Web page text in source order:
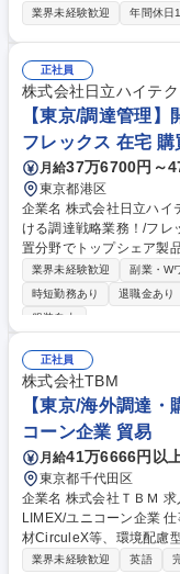
じて、安定した生産体制の構
期のバランスを取りなが
生産の安定供給を支えて
構築にも貢献いただけます。 募集職種 【東京】調達購買（家
ステム） ◆プライム上場
業界未経験歓迎 年間休日
正社員
株式会社日立ハイテク
【東京/調達管理
フレックス 在宅 購
月給37万6700円～
東京都港区
企業名 株式会社日立ハイテク 求人名 【東京/調達管理】開発上流
ける調達戦略業務！/フレックス◎在宅◎ 仕事
置分野でトップシェア製
て、サプライヤー管理お
達から技術レベルの底上げを図っ
案・推進と調達額・原価
-SOX対応に向けた進捗
ィ/CSR管理を本社と推進
ネジメントをバイヤーと
し、業務プロセスの効率化を支援 募集職種 【東京/調
階における調達戦略業務
業界未経験歓迎 副業・W
時短勤務あり
退職金あり
服装自由
正社員
株式会社TBM
【東京/海外調達
コーン企業 貿易
月給41万6666円以
東京都千代田区
企業名 株式会社ＴＢＭ 求人名 【東京/海外調達・購買担当】SDGs/新素材
LIMEX/ユニコーン企業 仕事の内容 当社は、LIMEX(ライメックス)や新素
材CirculeX等、環境配慮
るユニコーン企業です。
業界未経験歓迎 英語